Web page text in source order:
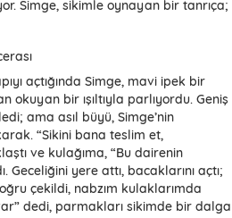
Simge, sikimle oynayan bir tanrıça;
açtığında Simge, mavi ipek bir
bir ışıltıyla parlıyordu. Geniş
ama asıl büyü, Simge’nin
“Sikini bana teslim et,
ve kulağıma, “Bu dairenin
yere attı, bacaklarını açtı;
çekildi, nabzım kulaklarımda
dedi, parmakları sikimde bir dalga